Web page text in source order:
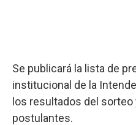
Se publicará la lista de
institucional de la
los resultados del sorteo
postulantes.